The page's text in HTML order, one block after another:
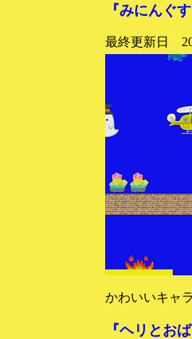
『みにんぐす
最終更新日
かわいいキャ
『ヘリとお